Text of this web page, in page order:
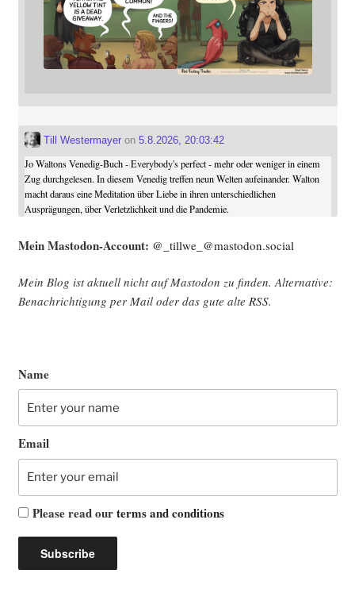
Till Westermayeron 5.8.2026, 20:03:42
Jo Waltons Venedig-Buch - Everybody's perfect - mehr oder weniger in einem
Zug durchgelesen. In diesem Venedig treffen neun Welten aufeinander. Walton
macht daraus eine Meditation über Liebe in ihren unterschiedlichen
Ausprägungen, über Verletzlichkeit und die Pandemie.
Mein Mast­o­don-Account: @_tillwe_@mastodon.social
Mein Blog ist aktu­ell nicht auf Mast­o­don zu fin­den. Alter­na­ti­ve:
Benach­rich­ti­gung per Mail oder das gute alte RSS.
Name
Email
Please read ourterms and conditions